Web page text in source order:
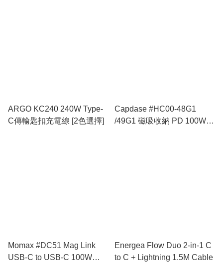
ARGO KC240 240W Type-
C傳輸匙扣充電線 [2色選擇]
Capdase #HC00-48G1
/49G1 磁吸收納 PD 100W
Momax #DC51 Mag Link
USB-C to USB-C 100W
Energea Flow Duo 2-in-1 C
to C + Lightning 1.5M Cable